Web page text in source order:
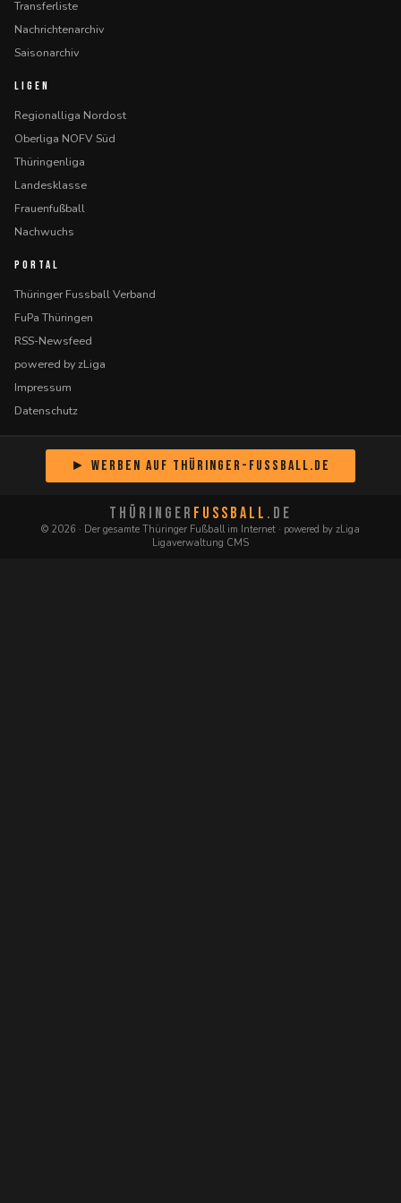
Transferliste
Nachrichtenarchiv
Saisonarchiv
LIGEN
Regionalliga Nordost
Oberliga NOFV Süd
Thüringenliga
Landesklasse
Frauenfußball
Nachwuchs
PORTAL
Thüringer Fussball Verband
FuPa Thüringen
RSS-Newsfeed
powered by zLiga
Impressum
Datenschutz
► Werben auf Thüringer-Fussball.de
THÜRINGER FUSSBALL .DE
© 2026 · Der gesamte Thüringer Fußball im Internet · powered by zLiga
Ligaverwaltung CMS